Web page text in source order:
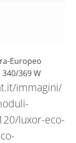
Europeo
369 W
immagini/
luxor-eco-